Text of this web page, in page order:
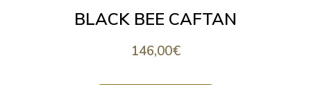
BLACK BEE CAFTAN
146,00€